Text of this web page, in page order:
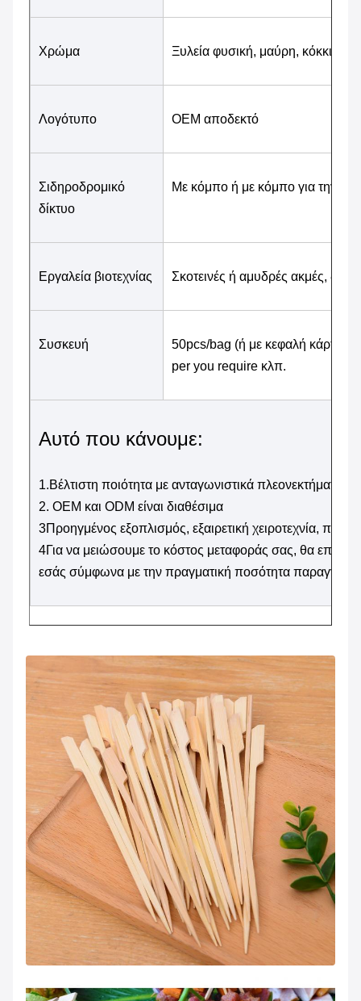
Χρώμα Ξυλεία φυσική, μαύρη, κόκκινη
Λογότυπο OEM αποδεκτό
Σιδηροδρομικό
δίκτυο
Με κόμπο ή με κόμπο για την
Εργαλεία βιοτεχνίας Σκοτεινές ή αμυδρές ακμές,
Συσκευή
50pcs/bag (ή με κεφαλή κάρτα),
per you require κλπ.
Αυτό που κάνουμε:
1.Βέλτιστη ποιότητα με ανταγωνιστικά πλεονεκτήματα
2. OEM και ODM είναι διαθέσιμα
3Προηγμένος εξοπλισμός, εξαιρετική χειροτεχνία,
4Για να μειώσουμε το κόστος μεταφοράς σας, θα
εσάς σύμφωνα με την πραγματική ποσότητα